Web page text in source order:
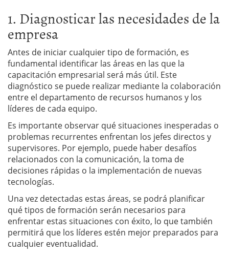
1. Diagnosticar las necesidades de la
empresa
Antes de iniciar cualquier tipo de formación, es
fundamental identificar las áreas en las que la
capacitación empresarial será más útil. Este
diagnóstico se puede realizar mediante la colaboración
entre el departamento de recursos humanos y los
líderes de cada equipo.
Es importante observar qué situaciones inesperadas o
problemas recurrentes enfrentan los jefes directos y
supervisores. Por ejemplo, puede haber desafíos
relacionados con la comunicación, la toma de
decisiones rápidas o la implementación de nuevas
tecnologías.
Una vez detectadas estas áreas, se podrá planificar
qué tipos de formación serán necesarios para
enfrentar estas situaciones con éxito, lo que también
permitirá que los líderes estén mejor preparados para
cualquier eventualidad.